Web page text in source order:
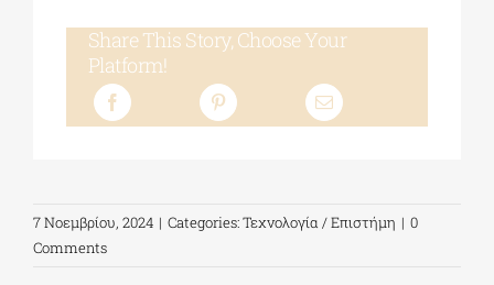
Share This Story, Choose Your
Platform!
7 Νοεμβρίου, 2024 | Categories:Τεχνολογία / Επιστήμη | 0
Comments